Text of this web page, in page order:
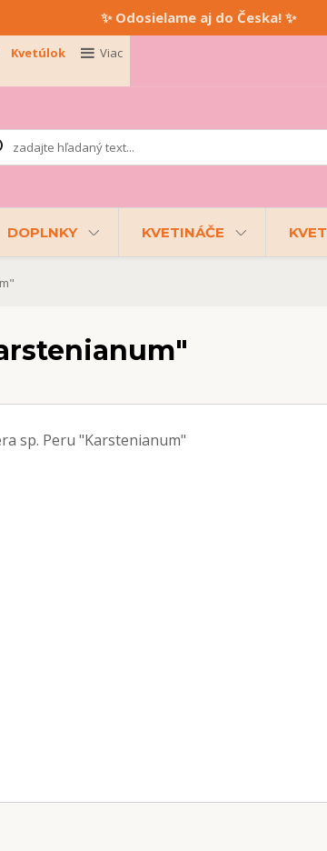
✨ Odosielame aj do Česka! ✨
Kvetúlok Viac
DOPLNKY KVETINÁČE